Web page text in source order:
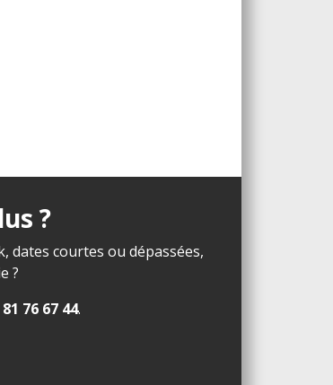
?
dates courtes ou dépassées,
?
76 67 44.